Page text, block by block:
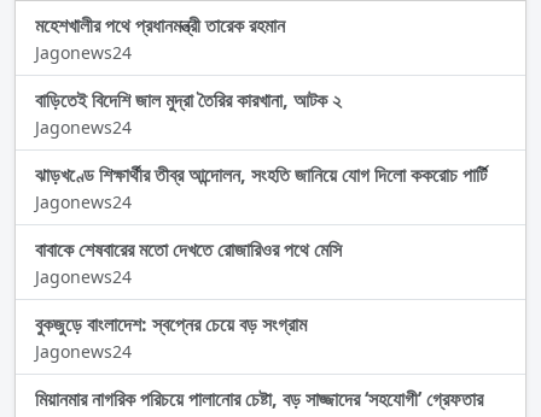
মহেশখালীর পথে প্রধানমন্ত্রী তারেক রহমান
Jagonews24
বাড়িতেই বিদেশি জাল মুদ্রা তৈরির কারখানা, আটক ২
Jagonews24
ঝাড়খণ্ডে শিক্ষার্থীর তীব্র আন্দোলন, সংহতি জানিয়ে যোগ দিলো ককরোচ পার্টি
Jagonews24
বাবাকে শেষবারের মতো দেখতে রোজারিওর পথে মেসি
Jagonews24
বুকজুড়ে বাংলাদেশ: স্বপ্নের চেয়ে বড় সংগ্রাম
Jagonews24
মিয়ানমার নাগরিক পরিচয়ে পালানোর চেষ্টা, বড় সাজ্জাদের ‘সহযোগী’ গ্রেফতার